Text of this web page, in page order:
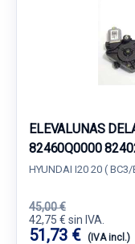
ELEVALUNAS
82460Q0000
HYUNDAI I20 20 (
45,00 €
42,75 € sin IVA.
51,73 € (IVA incl.)